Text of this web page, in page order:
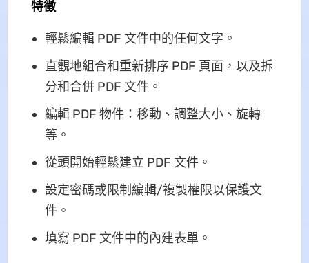
特徵
輕鬆編輯 PDF 文件中的任何文字。
直觀地組合和重新排序 PDF 頁面，以及拆
分和合併 PDF 文件。
編輯 PDF 物件：移動、調整大小、旋轉
等。
從頭開始輕鬆建立 PDF 文件。
設定密碼或限制編輯/複製權限以保護文
件。
填寫 PDF 文件中的內建表單。